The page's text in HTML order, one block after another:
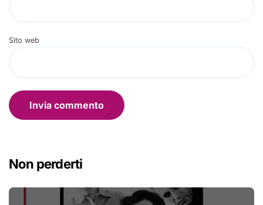
Sito web
Non perderti